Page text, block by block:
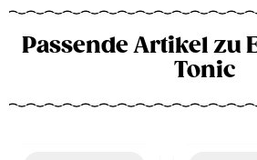
Passende Artikel zu
Tonic